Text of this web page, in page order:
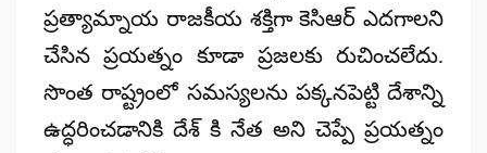
ప్రత్యామ్నాయ రాజకీయ శక్తిగా కెసిఆర్ ఎదగాలని
చేసిన ప్రయత్నం కూడా ప్రజలకు రుచించలేదు.
సొంత రాష్ట్రంలో సమస్యలను పక్కనపెట్టి దేశాన్ని
ఉద్ధరించడానికి దేశ్ కి నేత అని చెప్పే ప్రయత్నం